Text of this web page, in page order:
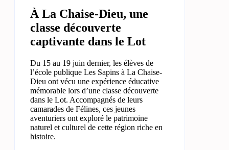
À La Chaise-Dieu, une
classe découverte
captivante dans le Lot
Du 15 au 19 juin dernier, les élèves de
l’école publique Les Sapins à La Chaise-
Dieu ont vécu une expérience éducative
mémorable lors d’une classe découverte
dans le Lot. Accompagnés de leurs
camarades de Félines, ces jeunes
aventuriers ont exploré le patrimoine
naturel et culturel de cette région riche en
histoire.